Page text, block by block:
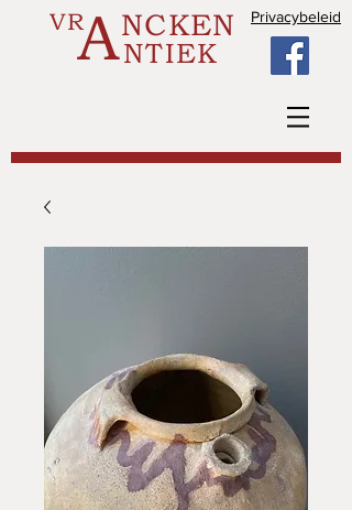
VRANTIEK
Privacybeleid
NCKEN